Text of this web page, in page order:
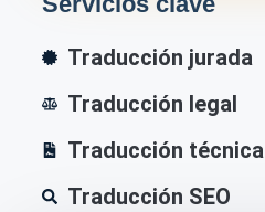
Traducción jurada
Traducción legal
Traducción técnica
Traducción SEO